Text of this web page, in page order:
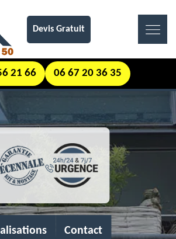
Devis Gratuit
21 66 06 67 20 36 35
Contact